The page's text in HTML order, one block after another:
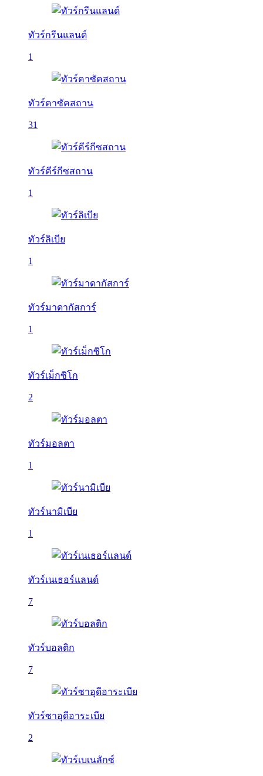
ทัวร์กรีนแลนด์
1
ทัวร์คาซัคสถาน
31
ทัวร์คีร์กีซสถาน
1
ทัวร์ลิเบีย
1
ทัวร์มาดากัสการ์
1
ทัวร์เม็กซิโก
2
ทัวร์มอลตา
1
ทัวร์นามิเบีย
1
ทัวร์เนเธอร์แลนด์
7
ทัวร์บอลติก
7
ทัวร์ซาอุดีอาระเบีย
2